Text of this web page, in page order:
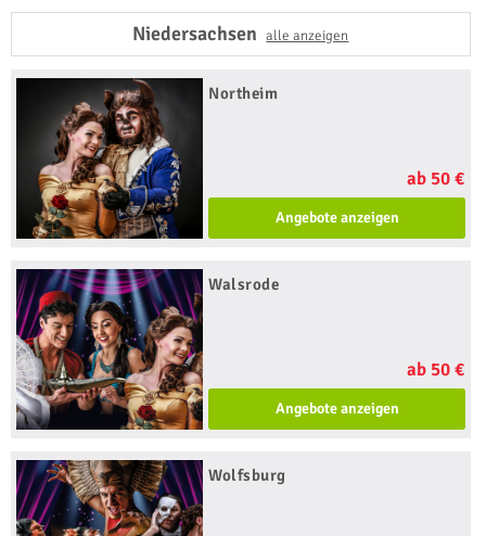
Niedersachsenalle anzeigen
Northeim
ab 50 €
Angebote anzeigen
Walsrode
ab 50 €
Angebote anzeigen
Wolfsburg